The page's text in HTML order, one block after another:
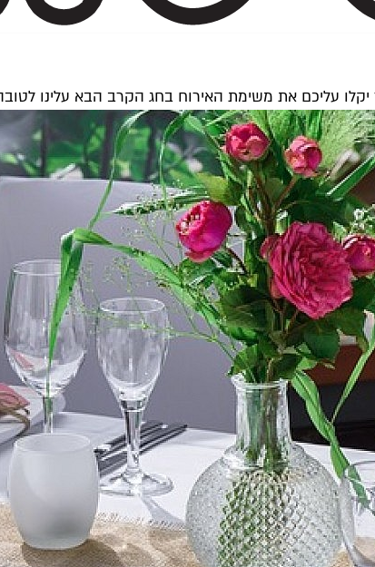
עליכם את משימת האירוח בחג הקרב הבא עלינו